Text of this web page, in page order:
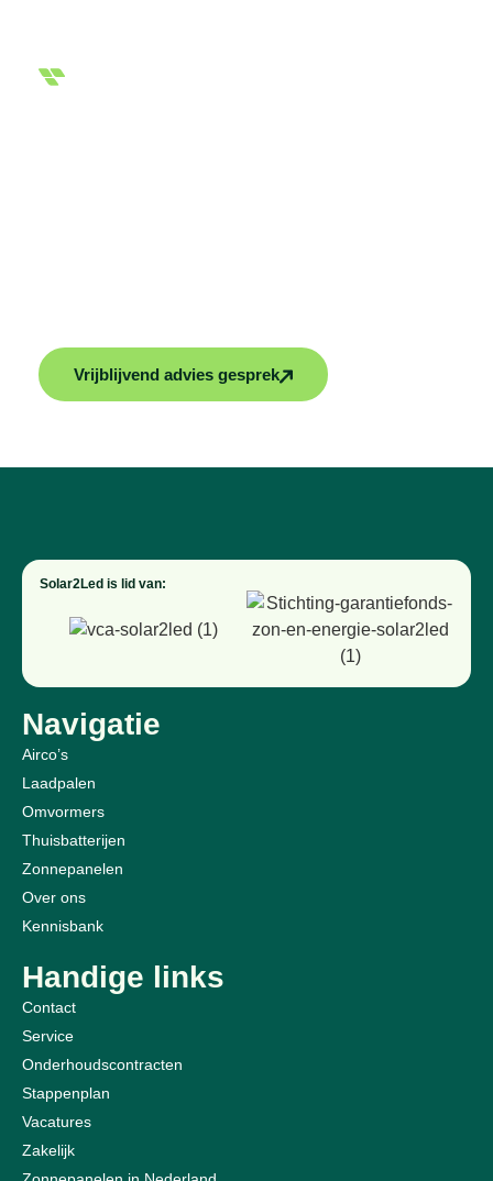
Vrijblijvend advies gesprek
Handige links
Contact
Service
Onderhoudscontracten
Stappenplan
Vacatures
Zakelijk
Navigatie
Airco’s
Laadpalen
Omvormers
Thuisbatterijen
Zonnepanelen
Over ons
Kennisbank
Solar2Led is lid van: